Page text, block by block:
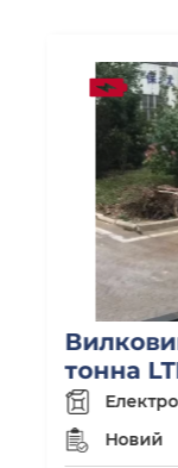
тонна
Електро
Новий